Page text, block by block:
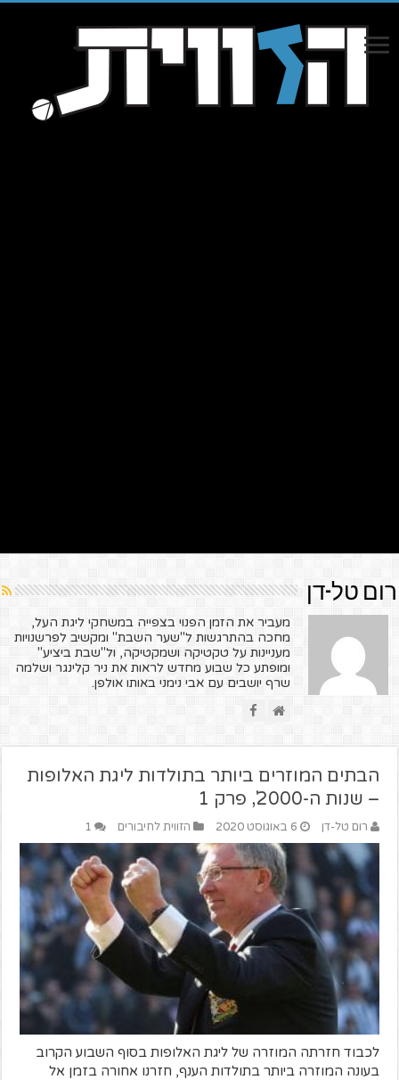
רום טל-דן
מעביר את הזמן הפנוי בצפייה במשחקי ליגת העל,
מחכה בהתרגשות ל"שער השבת" ומקשיב לפרשנויות
מעניינות על טקטיקה ושמקטיקה, ול"שבת ביציע"
ומופתע כל שבוע מחדש לראות את ניר קלינגר ושלמה
שרף יושבים עם אבי נימני באותו אולפן.
הבתים המוזרים ביותר בתולדות ליגת האלופות
– שנות ה-2000', פרק 1
רום טל-דן 6 באוגוסט 2020 הזווית לחיבורים 1
לכבוד חזרתה המוזרה של ליגת האלופות בסוף השבוע הקרוב
בעונה המוזרה ביותר בתולדות הענף, חזרנו אחורה בזמן אל